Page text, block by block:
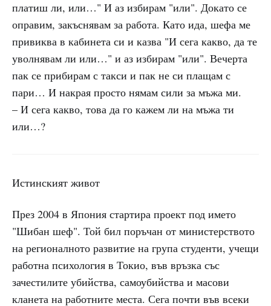
платиш ли, или…" И аз избирам "или". Докато се
оправим, закъснявам за работа. Като ида, шефа ме
привиква в кабинета си и казва "И сега какво, да те
уволнявам ли или…" и аз избирам "или". Вечерта
пак се прибирам с такси и пак не си плащам с
пари… И накрая просто нямам сили за мъжа ми.
– И сега какво, това да го кажем ли на мъжа ти
или…?
Истинският живот
През 2004 в Япония стартира проект под името
"Шибан шеф". Той бил поръчан от министерството
на регионалното развитие на група студенти, учещи
работна психология в Токио, във връзка със
зачестилите убийства, самоубийства и масови
кланета на работните места. Сега почти във всеки